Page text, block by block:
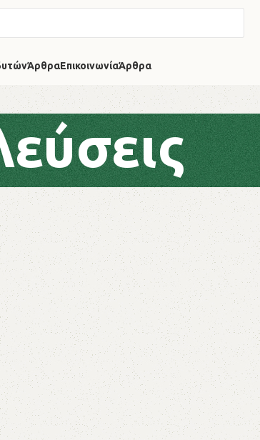
ΆρθραΕπικοινωνίαΆρθρα